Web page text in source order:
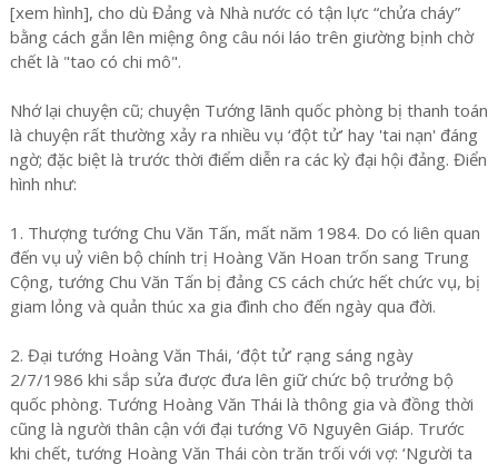
[xem hình], cho dù Đảng và Nhà nước có tận lực “chửa cháy”
bằng cách gắn lên miệng ông câu nói láo trên giường bịnh chờ
chết là "tao có chi mô".
Nhớ lại chuyện cũ; chuyện Tướng lãnh quốc phòng bị thanh toán
là chuyện rất thường xảy ra nhiều vụ ‘đột tử’ hay 'tai nạn' đáng
ngờ; đặc biệt là trước thời điểm diễn ra các kỳ đại hội đảng. Điển
hình như:
1. Thượng tướng Chu Văn Tấn, mất năm 1984. Do có liên quan
đến vụ uỷ viên bộ chính trị Hoàng Văn Hoan trốn sang Trung
Cộng, tướng Chu Văn Tấn bị đảng CS cách chức hết chức vụ, bị
giam lỏng và quản thúc xa gia đình cho đến ngày qua đời.
2. Đại tướng Hoàng Văn Thái, ‘đột tử’ rạng sáng ngày
2/7/1986 khi sắp sửa được đưa lên giữ chức bộ trưởng bộ
quốc phòng. Tướng Hoàng Văn Thái là thông gia và đồng thời
cũng là người thân cận với đại tướng Võ Nguyên Giáp. Trước
khi chết, tướng Hoàng Văn Thái còn trăn trối với vợ: ‘Người ta